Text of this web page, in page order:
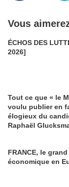
Vous
ÉCHOS DES
2026]
Tout ce que « le
voulu publier en
élogieux du
Raphaël
FRANCE, le
économique en